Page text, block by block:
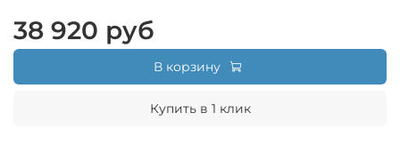
38 920 руб
В корзину
Купить в 1 клик